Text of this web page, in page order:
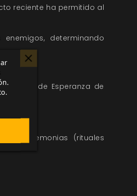
reciente ha permitido al
determinando
de Esperanza de
las ceremonias (rituales